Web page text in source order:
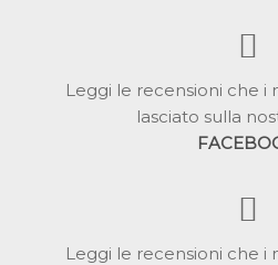
Leggi le recensioni che i
lasciato sulla
Leggi le recensioni che i